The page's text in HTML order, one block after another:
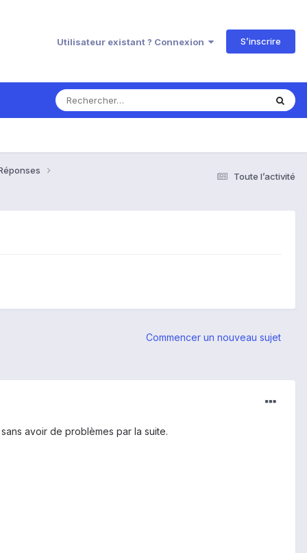
Utilisateur existant ? Connexion S’inscrire
Toute l’activité
Commencer un nouveau sujet
avoir de problèmes par la suite.